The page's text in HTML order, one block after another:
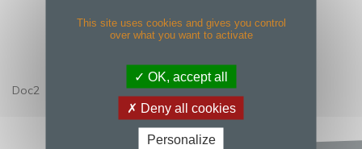
DOC2
Doc2
This site uses cookies and gives you control
over what you want to activate
OK, accept all
Deny all cookies
Personalize